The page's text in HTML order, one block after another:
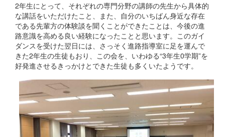
2年生にとって、それぞれの専門分野の講師の先生から具体的
な講話をいただけたこと、また、自分のいちばん身近な存在
である先輩方の体験談を聞くことができたことは、今後の進
路意識を高める良い経験になったことと思います。このガイ
ダンスを受けた翌日には、さっそく進路指導室に足を運んで
きた2年生の生徒もおり、この会を、いわゆる“3年生0学期”を
好発進させるきっかけとできた生徒も多くいたようです。